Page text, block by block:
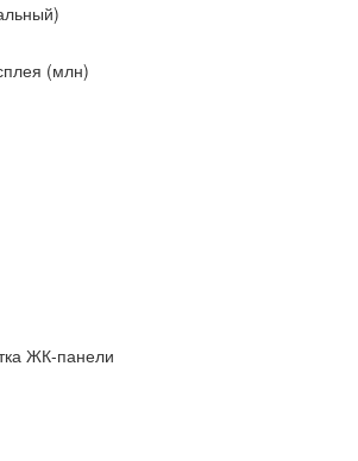
(млн)
ЖК-панели